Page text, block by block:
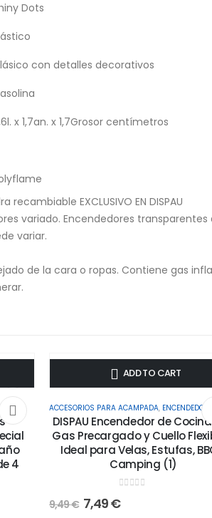
Dots
con detalles decorativos
x 1,7an. x 1,7Grosor centímetros
EXCLUSIVO EN DISPAU
variado. Encendedores transparentes
variar.
de la cara o ropas. Contiene gas
4
ADD TO CART
ACCESORIOS PARA ACAMPADA,
DISPAU Encendedor de
Gas Precargado y Cuello
Ideal para Velas, Estufas,
Camping (1)
9,49€ 7,49€